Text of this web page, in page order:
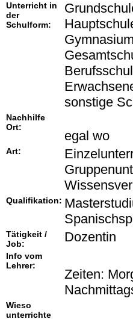
Unterricht in
der
Schulform:
sonstige
Nachhilfe
Ort:
egal wo
Art:
Qualifikation:
Tätigkeit /
Job:
Dozentin
Info vom
Lehrer:
Zeiten:
Wieso
unterrichte